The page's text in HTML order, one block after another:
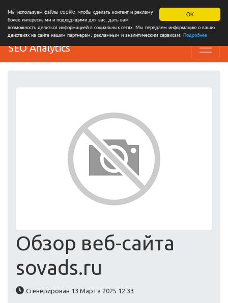
OK
Мы используем файлы cookie, чтобы сделать контент и рекламу
более интересными и подходящими для вас, дать вам
возможность делиться информацией в социальных сетях. Мы передаем информацию о ваших
действиях на сайте нашим партнерам: рекламным и аналитическим сервисам. Подробнее
SEO Analytics
Обзор веб-сайта
sovads.ru
Сгенерирован 13 Марта 2025 12:33